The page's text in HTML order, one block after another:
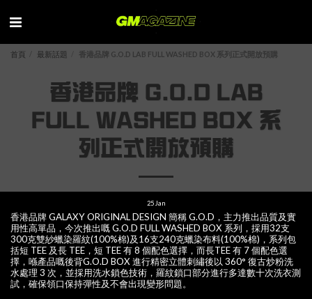
首頁 最新話題 香港品牌 G.O.D LAB FULL WASHED BOX 系列正式開放預購
香港品牌 G.O.D LAB
FULL WASHED BOX 系
列正式開放預購
25 Jan
香港品牌 GALAXY ORIGINAL DESIGN 簡稱 G.O.D，主力推出品質及實
用性高單品，今次推出嘅 G.O.D FULL WASHED BOX 系列，採用32支
300克雙紗蠟染羅紋(100%棉)及16支240克蠟染布料(100%棉)，系列包
括短 TEE 及長 TEE，短 TEE 有 8 個配色選擇，而長TEE 有 7 個配色選
擇，喺產品嘅後背G.O.D BOX 進行精密立體刺繡後以 360° 復古炒粉洗
水處理 3 次，並採用洗水鎖色技術，羅紋鎖口部分進行多達數十次洗衣測
試，確保領口保持彈性及不會出現變形問題。